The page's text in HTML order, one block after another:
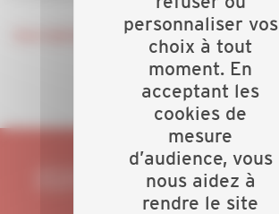
Inscription en cliquant ICI
personnaliser vos
choix à tout
moment. En
acceptant les
cookies de
mesure
d’audience, vous
nous aidez à
rendre le site